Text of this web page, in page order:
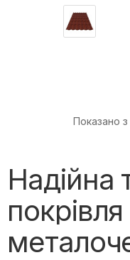
Показано з
Надійна